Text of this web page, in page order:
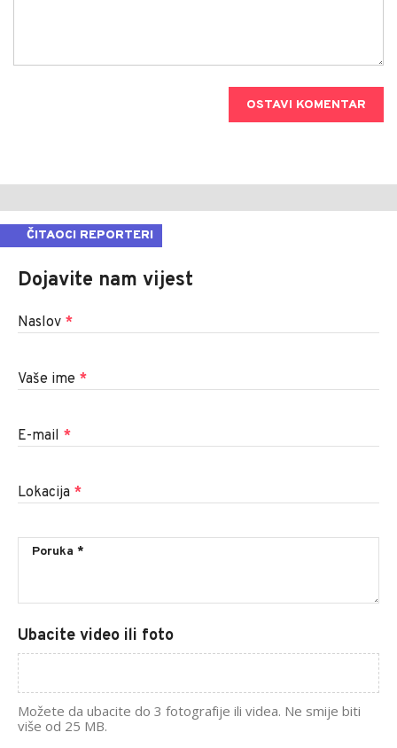
OSTAVI KOMENTAR
ČITAOCI REPORTERI
Dojavite nam vijest
Naslov *
Vaše ime *
E-mail *
Lokacija *
Ubacite video ili foto
Možete da ubacite do 3 fotografije ili videa. Ne smije biti
više od 25 MB.